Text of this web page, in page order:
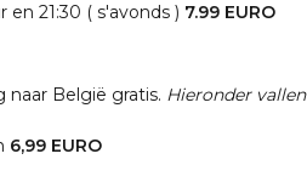
21:30 ( s'avonds ) 7.99 EURO
naar België gratis. Hieronder
6,99 EURO